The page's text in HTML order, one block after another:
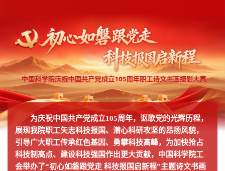
为庆祝中国共产党成立105周年，讴歌党的光辉历程，
展现我院职工矢志科技报国、潜心科研攻坚的昂扬风貌，
引导广大职工传承红色基因、勇攀科技高峰，为加快抢占
科技制高点、建设科技强国作出更大贡献，中国科学院工
会举办了“初心如磐跟党走 科技报国启新程”主题诗文书画